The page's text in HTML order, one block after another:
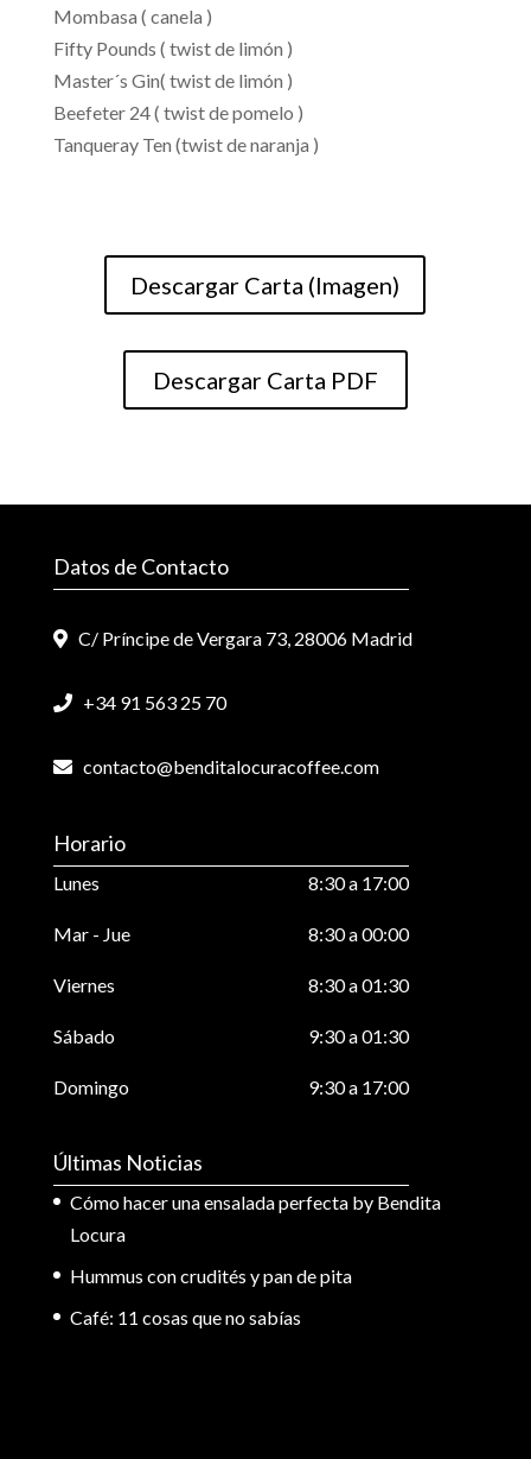
Mombasa ( canela )
Fifty Pounds ( twist de limón )
Master´s Gin( twist de limón )
Beefeter 24 ( twist de pomelo )
Tanqueray Ten (twist de naranja )
Descargar Carta (Imagen)
Descargar Carta PDF
Datos de Contacto
C/ Príncipe de Vergara 73, 28006 Madrid
+34 91 563 25 70
contacto@benditalocuracoffee.com
Horario
Lunes
Mar - Jue
Viernes
Sábado
Domingo
8:30 a 17:00
8:30 a 00:00
8:30 a 01:30
9:30 a 01:30
9:30 a 17:00
Últimas Noticias
Cómo hacer una ensalada perfecta by Bendita
Locura
Hummus con crudités y pan de pita
Café: 11 cosas que no sabías